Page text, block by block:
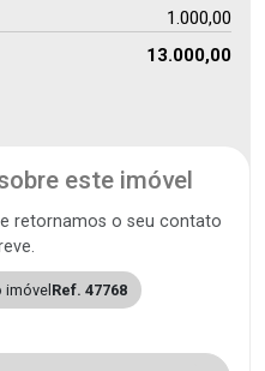
1.000,00
13.000,00
este imóvel
retornamos o seu contato
Ref. 47768